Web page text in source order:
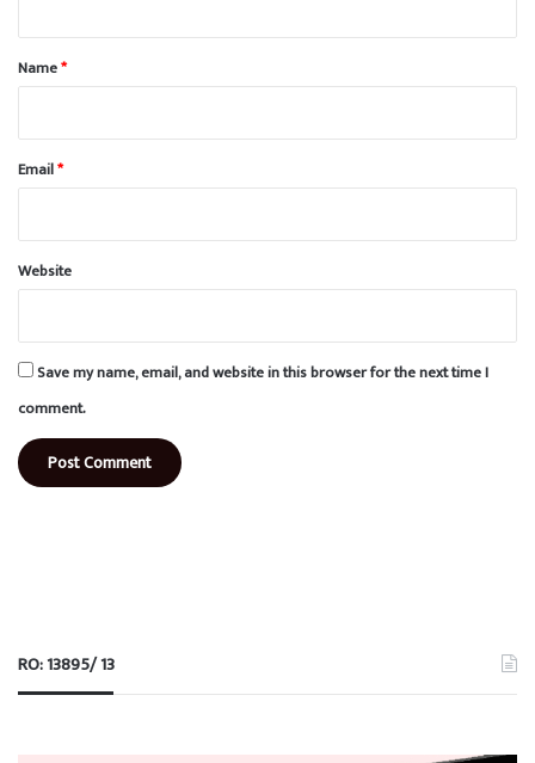
*
Name*
Email*
Website
Save my name, email, and website in this browser for the next time I
comment.
RO: 13895/ 13